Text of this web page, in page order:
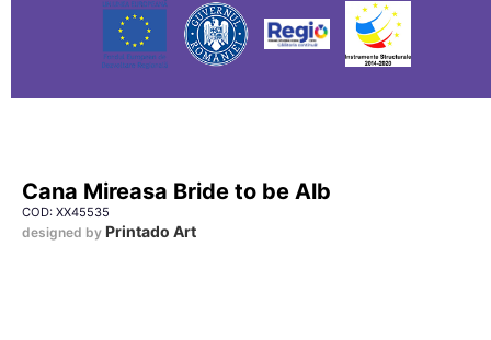
Cana Mireasa Bride to be Alb
COD: XX45535
designed by Printado Art